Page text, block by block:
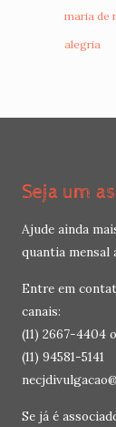
maria de
alegria
Seja um
Ajude ainda
quantia mensal
Entre em
canais:
(11) 2667-4404
(11) 94581-5141
Se já é